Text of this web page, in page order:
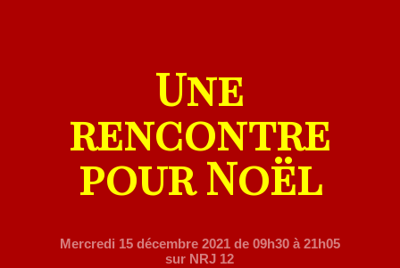
Une
rencontre
pour Noël
Mercredi 15 décembre 2021de 09h30 à 21h05
sur NRJ 12